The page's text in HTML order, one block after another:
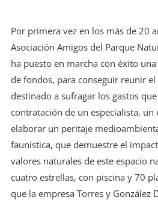
Por primera vez en los más de 20
Asociación Amigos del Parque
ha puesto en marcha con éxito
de fondos, para conseguir reunir
destinado a sufragar los gastos
contratación de un especialista,
elaborar un peritaje
faunística, que demuestre el
valores naturales de este espacio
cuatro estrellas, con piscina y 70
que la empresa Torres y González